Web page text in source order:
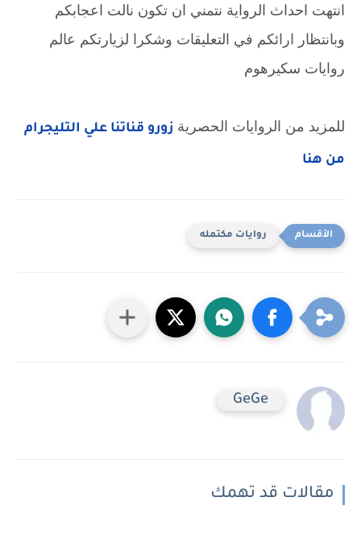
روايات سكيرهوم
للمزيد من الروايات الحصرية
من هنا
روايات مكتمله
GeGe
مقالات قد تهمك